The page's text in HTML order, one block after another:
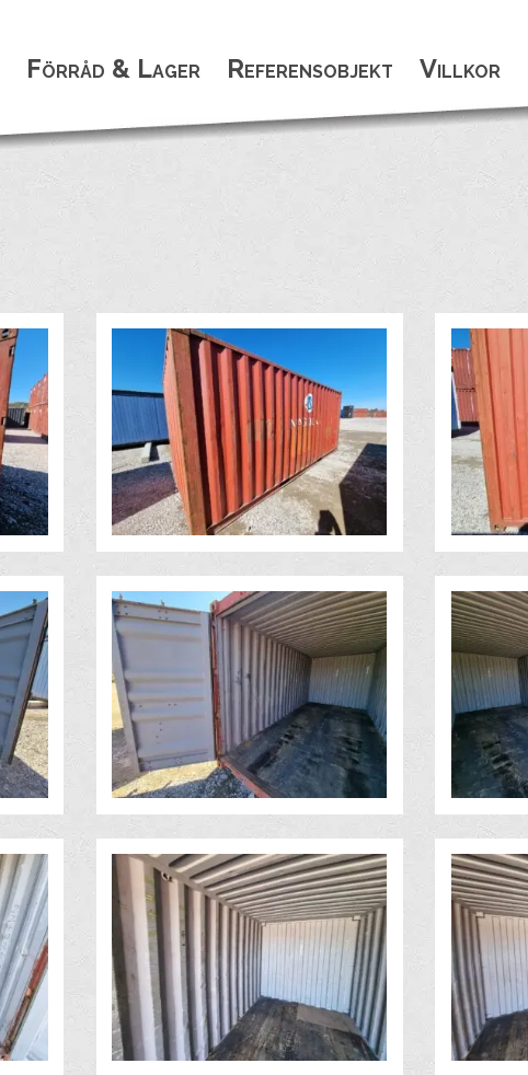
Förråd & Lager Referensobjekt Villkor